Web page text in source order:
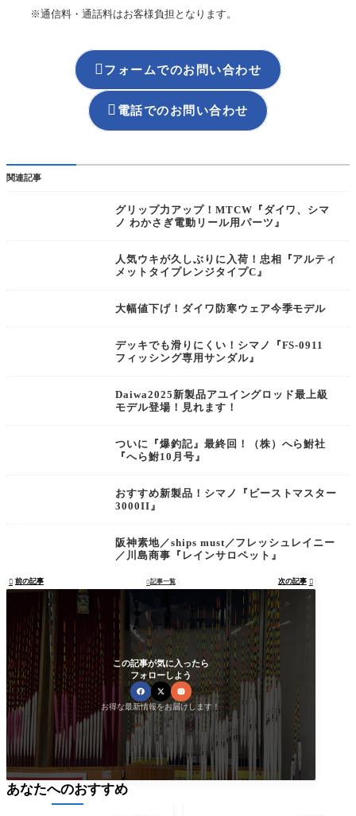
※通信料・通話料はお客様負担となります。
 フォームでのお問い合わせ
 電話でのお問い合わせ
関連記事
グリップ力アップ！MTCW『ダイワ、シマ
ノ わかさぎ電動リール用パーツ』
人気ウキが久しぶりに入荷！忠相『アルティ
メットタイプレンジタイプC』
大幅値下げ！ダイワ防寒ウェア今季モデル
デッキでも滑りにくい！シマノ『FS-0911
フィッシング専用サンダル』
Daiwa2025新製品アユイングロッド最上級
モデル登場！見れます！
ついに『爆釣記』最終回！（株）へら鮒社
『へら鮒10月号』
おすすめ新製品！シマノ『ビーストマスター
3000II』
阪神素地／ships must／フレッシュレイニー
／川島商事『レインサロペット』
 前の記事 記事一覧 次の記事 
この記事が気に入ったら
フォローしよう
お得な最新情報をお届けします！
あなたへのおすすめ